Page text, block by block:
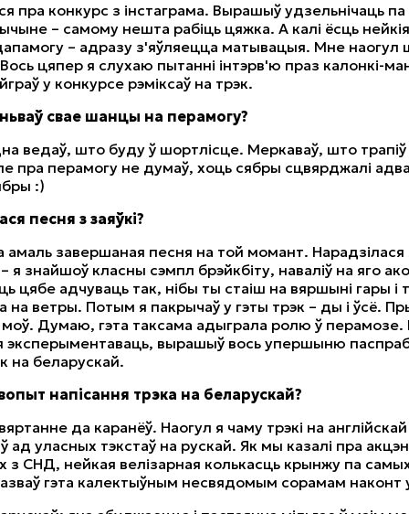
пра конкурс з інстаграма. Вырашыў удзельнічаць
– самому нешта рабіць цяжка. А калі ёсць
– адразу з'яўляецца матывацыя. Мне наогул
цяпер я слухаю пытанні інтэрв'ю праз калонкі-
у конкурсе рэміксаў на трэк.
свае шанцы на перамогу?
ведаў, што буду ў шортлісце. Меркаваў, што трапіў
пра перамогу не думаў, хоць сябры сцвярджалі
:)
песня з заяўкі?
амаль завершаная песня на той момант. Нарадзілася
я знайшоў класны сэмпл брэйкбіту, наваліў на яго
цябе адчуваць так, нібы ты стаіш на вяршыні гары і
на ветры. Потым я пакрычаў у гэты трэк – ды і ўсё.
моў. Думаю, гэта таксама адыграла ролю ў
эксперыментаваць, вырашыў вось упершыню
на беларускай.
напісання трэка на беларускай?
да каранёў. Наогул я чаму трэкі на англійскай
ад уласных тэкстаў на рускай. Як мы казалі пра
з СНД, нейкая велізарная колькасць крынжу па
гэта калектыўным несвядомым сорамам наконт